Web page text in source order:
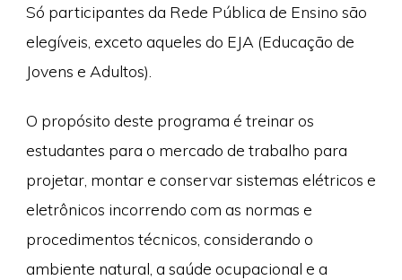
Só participantes da Rede Pública de Ensino são
elegíveis, exceto aqueles do EJA (Educação de
Jovens e Adultos).
O propósito deste programa é treinar os
estudantes para o mercado de trabalho para
projetar, montar e conservar sistemas elétricos e
eletrônicos incorrendo com as normas e
procedimentos técnicos, considerando o
ambiente natural, a saúde ocupacional e a